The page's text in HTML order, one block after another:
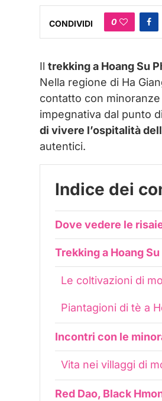
CONDIVIDI 0
Il trekking a Hoang Su
Nella regione di Ha
contatto con
impegnativa dal punto
di vivere l’ospitalità
autentici.
Indice dei
Dove vedere le
Trekking a Hoang
Le coltivazioni di
Piantagioni di tè a
Incontri con le
Vita nei villaggi di
Red Dao, Black